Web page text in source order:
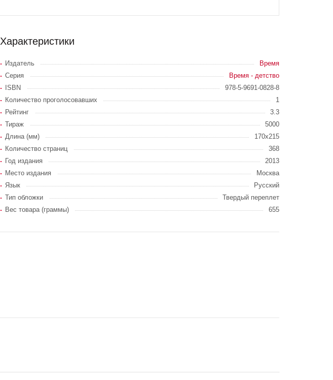
Характеристики
Издатель
Время
Серия
Время - детство
ISBN
978-5-9691-0828-8
Количество проголосовавших
1
Рейтинг
3.3
Тираж
5000
Длина (мм)
170х215
Количество страниц
368
Год издания
2013
Место издания
Москва
Язык
Русский
Тип обложки
Твердый переплет
Вес товара (граммы)
655